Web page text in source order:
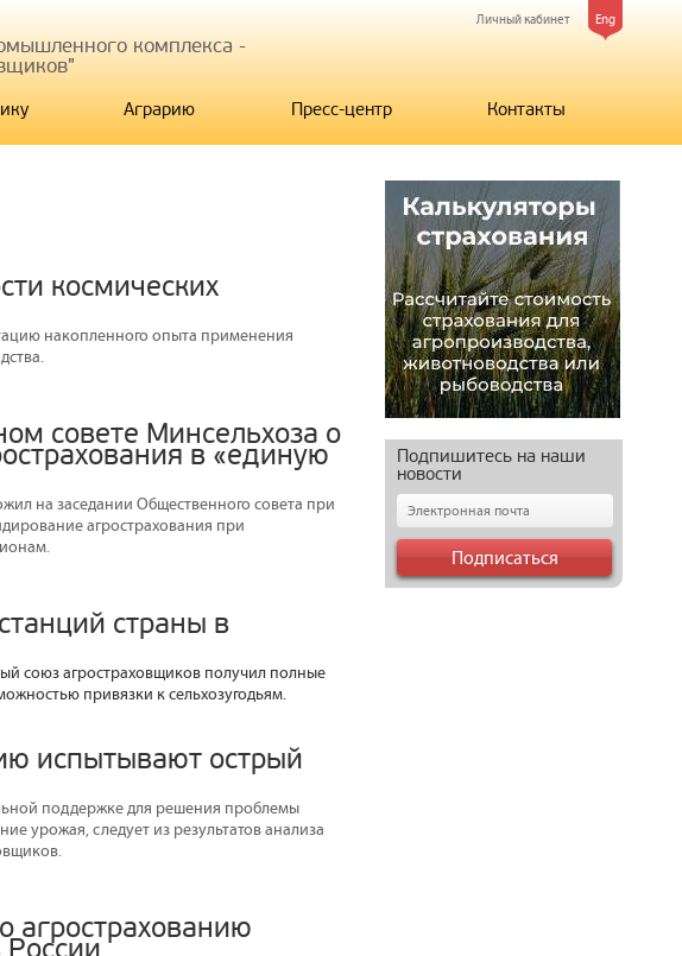
Eng
Личный кабинет
комплекса -
Аграрию Пресс-центр Контакты
космических
накопленного опыта применения
совете Минсельхоза о
в «единую
на заседании Общественного совета при
агрострахования при
страны в
союз агростраховщиков получил полные
привязки к сельхозугодьям.
испытывают острый
поддержке для решения проблемы
урожая, следует из результатов анализа
агрострахованию
Подпишитесь на наши
новости